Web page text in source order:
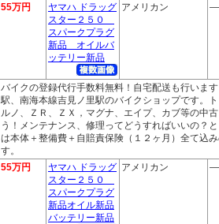
55万円
ヤマハ ドラッグ
スター２５０
スパークプラグ
新品 オイルバ
ッテリー新品
アメリカン ―
バイクの登録代行手数料無料！自宅配送も行いま
駅、南海本線吉見ノ里駅のバイクショップです。
ルノ、ＺＲ、ＺＸ，マグナ、エイプ、カブ等の中
う！メンテナンス、修理ってどうすればいいの？
は本体＋整備費＋自賠責保険（１２ヶ月）全て込
す。
55万円
ヤマハ ドラッグ
スター２５０
スパークプラグ
新品オイル新品
バッテリー新品
アメリカン ―